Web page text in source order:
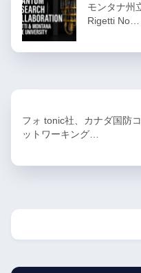
モンタナ州
Rigetti No…
フォ tonic社、カナダ国防
ットワーキング…